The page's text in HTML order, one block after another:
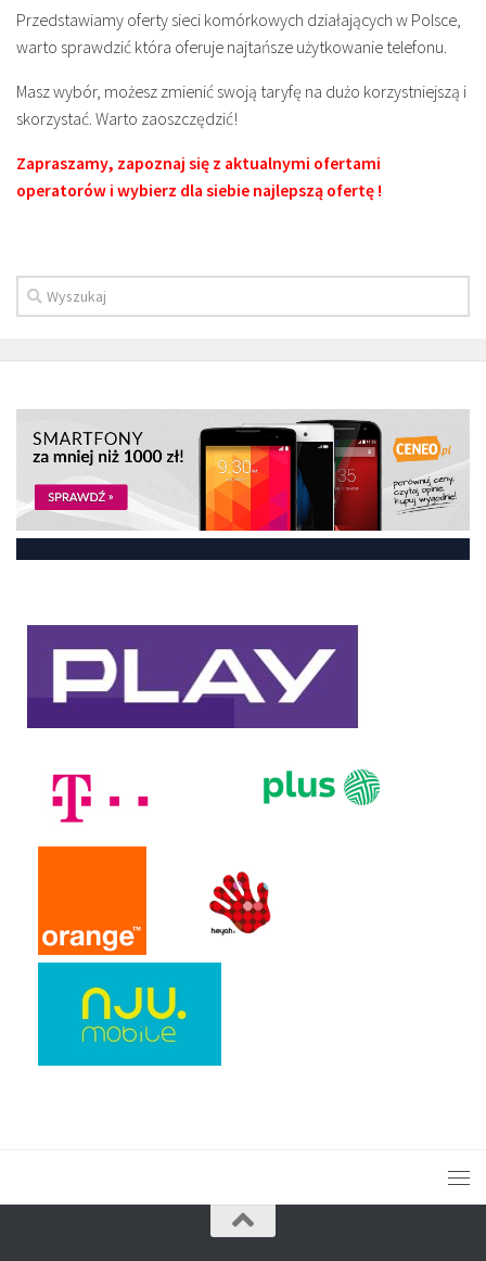
Przedstawiamy oferty sieci komórkowych działających w Polsce,
warto sprawdzić która oferuje najtańsze użytkowanie telefonu.
Masz wybór, możesz zmienić swoją taryfę na dużo korzystniejszą i
skorzystać. Warto zaoszczędzić!
Zapraszamy, zapoznaj się z aktualnymi ofertami
operatorów i wybierz dla siebie najlepszą ofertę !